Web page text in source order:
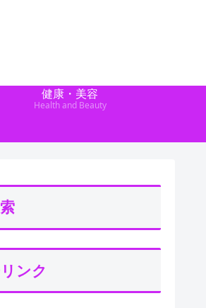
健康・美容
Health and Beauty
ンク